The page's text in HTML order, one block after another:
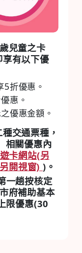
兒童之卡
有以下優
折優惠。
惠。
優惠金額。
交通票種，
相關優惠內
卡網站(另
開視窗))。
一趟按核定
府補助基本
限優惠(30